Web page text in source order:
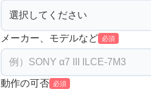
メーカー、モデルなど 必須
動作の可否 必須